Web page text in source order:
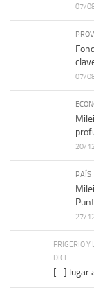
07/
07/
20/
PAÍS
27/
FRIGERIO Y
DICE:
[…] lugar